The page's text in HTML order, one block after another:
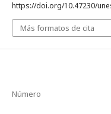
https://doi.org/10.47230/
Más formatos de cita
Número